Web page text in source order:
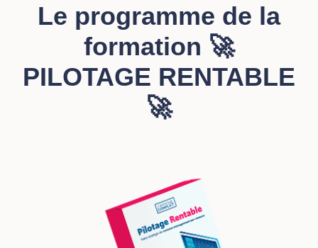
Le programme de la
formation 🚀
PILOTAGE RENTABLE
🚀